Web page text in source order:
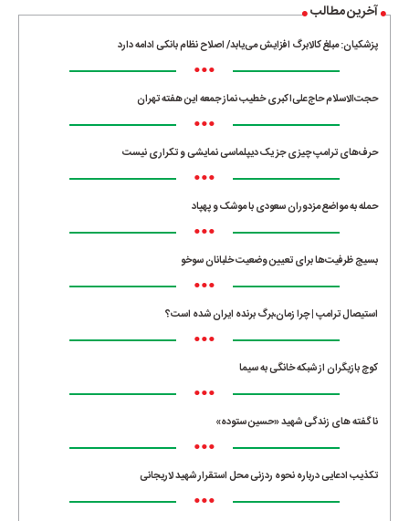
آخرین مطالب
پزشکیان: مبلغ کالابرگ افزایش می‌یابد/ اصلاح نظام بانکی ادامه دارد
•••
حجت‌الاسلام حاج‌علی‌اکبری خطیب نماز جمعه این هفته تهران
•••
حرف‌های ترامپ چیزی جز یک دیپلماسی نمایشی و تکراری نیست
•••
حمله به مواضع مزدوران سعودی با موشک و پهپاد
•••
بسیج ظرفیت‌ها برای تعیین وضعیت خلبانان سوخو
•••
استیصال ترامپ | چرا زمان،برگ برنده ایران شده است؟
•••
کوچ بازیگران از شبکه خانگی به سیما
•••
ناگفته های زندگی شهید «حسین ستوده»
•••
تکذیب ادعایی درباره نحوه ردزنی محل استقرار شهید لاریجانی
•••